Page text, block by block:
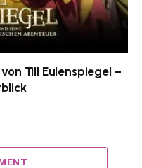
Till Eulenspiegel –